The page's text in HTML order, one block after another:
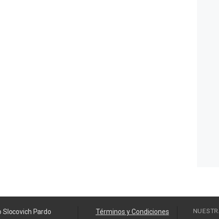
Slocovich Pardo Términos y Condiciones